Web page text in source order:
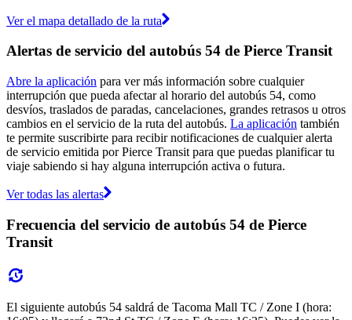
Ver el mapa detallado de la ruta
Alertas de servicio del autobús 54 de Pierce Transit
Abre la aplicación para ver más información sobre cualquier
interrupción que pueda afectar al horario del autobús 54, como
desvíos, traslados de paradas, cancelaciones, grandes retrasos u otros
cambios en el servicio de la ruta del autobús. La aplicación también
te permite suscribirte para recibir notificaciones de cualquier alerta
de servicio emitida por Pierce Transit para que puedas planificar tu
viaje sabiendo si hay alguna interrupción activa o futura.
Ver todas las alertas
Frecuencia del servicio de autobús 54 de Pierce
Transit
El siguiente autobús 54 saldrá de Tacoma Mall TC / Zone I (hora: